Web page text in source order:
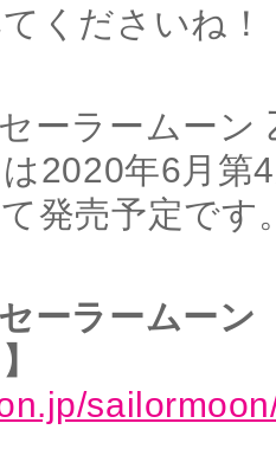
くださいね！
セーラームー
2020年6月第
発売予定です
セーラームー